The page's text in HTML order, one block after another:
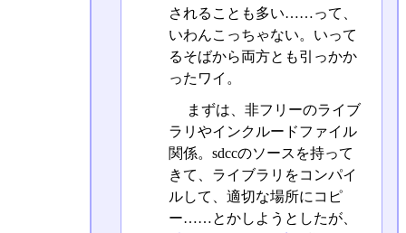
されることも多い……って、
いわんこっちゃない。いって
るそばから両方とも引っかか
ったワイ。
まずは、非フリーのライブ
ラリやインクルードファイル
関係。sdccのソースを持って
きて、ライブラリをコンパイ
ルして、適切な場所にコピ
ー……とかしようとしたが、